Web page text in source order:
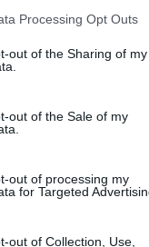
this website/app uses
visit or usage
to Google and its
below specified
Processing Opt Outs
out of the Sharing of my
out of the Sale of my
out of processing my
for Targeted
out of Collection, Use,
vettünk, a
három hónapra? Itt
ezek most a